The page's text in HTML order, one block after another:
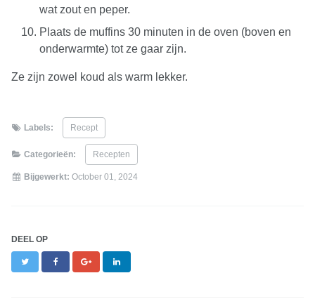
wat zout en peper.
Plaats de muffins 30 minuten in de oven (boven en
onderwarmte) tot ze gaar zijn.
Ze zijn zowel koud als warm lekker.
Labels: Recept
Categorieën: Recepten
Bijgewerkt: October 01, 2024
DEEL OP
Twitter FacebookGoogle+